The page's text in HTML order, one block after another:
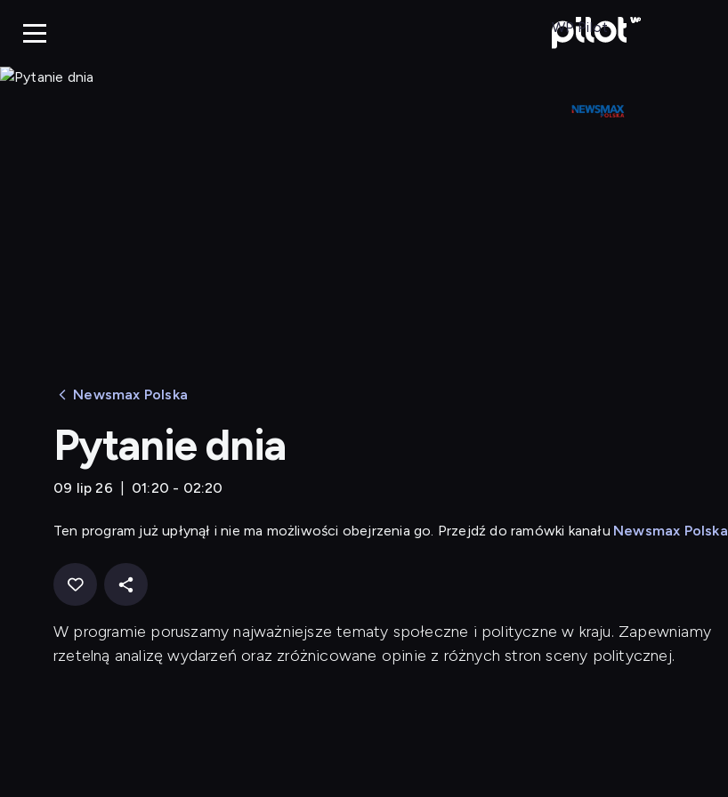
WP Pilot
Newsmax Polska
Pytanie dnia
09 lip 26 01:20 - 02:20
Ten program już upłynął i nie ma możliwości obejrzenia go. Przejdź do ramówki kanału Newsmax Polska
W programie poruszamy najważniejsze tematy społeczne i polityczne w kraju. Zapewniamy
rzetelną analizę wydarzeń oraz zróżnicowane opinie z różnych stron sceny politycznej.